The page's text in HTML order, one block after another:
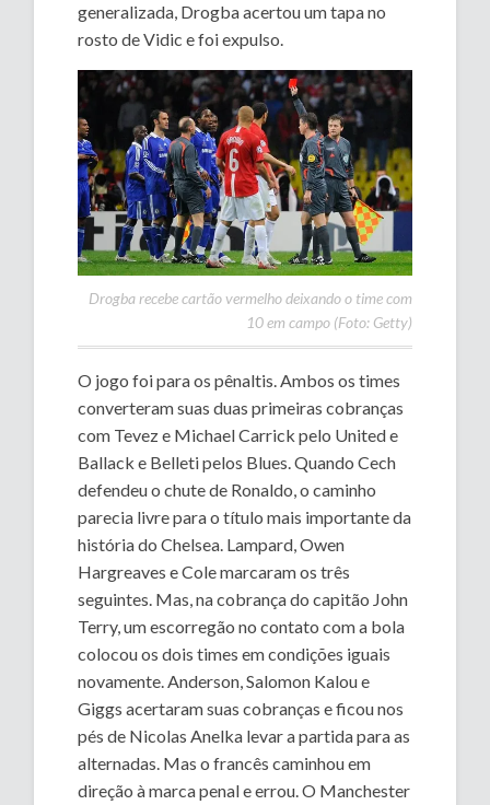
generalizada, Drogba acertou um tapa no
rosto de Vidic e foi expulso.
Drogba recebe cartão vermelho deixando o time com
10 em campo (Foto: Getty)
O jogo foi para os pênaltis. Ambos os times
converteram suas duas primeiras cobranças
com Tevez e Michael Carrick pelo United e
Ballack e Belleti pelos Blues. Quando Cech
defendeu o chute de Ronaldo, o caminho
parecia livre para o título mais importante da
história do Chelsea. Lampard, Owen
Hargreaves e Cole marcaram os três
seguintes. Mas, na cobrança do capitão John
Terry, um escorregão no contato com a bola
colocou os dois times em condições iguais
novamente. Anderson, Salomon Kalou e
Giggs acertaram suas cobranças e ficou nos
pés de Nicolas Anelka levar a partida para as
alternadas. Mas o francês caminhou em
direção à marca penal e errou. O Manchester